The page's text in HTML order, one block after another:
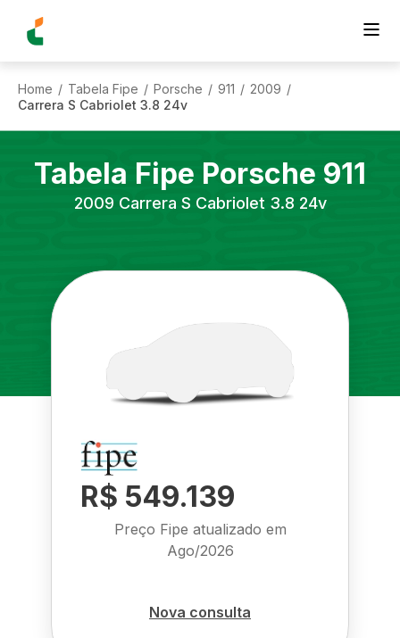
Home / Tabela Fipe / Porsche / 911 / 2009 /
Carrera S Cabriolet 3.8 24v
Tabela Fipe Porsche 911
2009 Carrera S Cabriolet 3.8 24v
R$ 549.139
Preço Fipe atualizado em
Ago/2026
Nova consulta